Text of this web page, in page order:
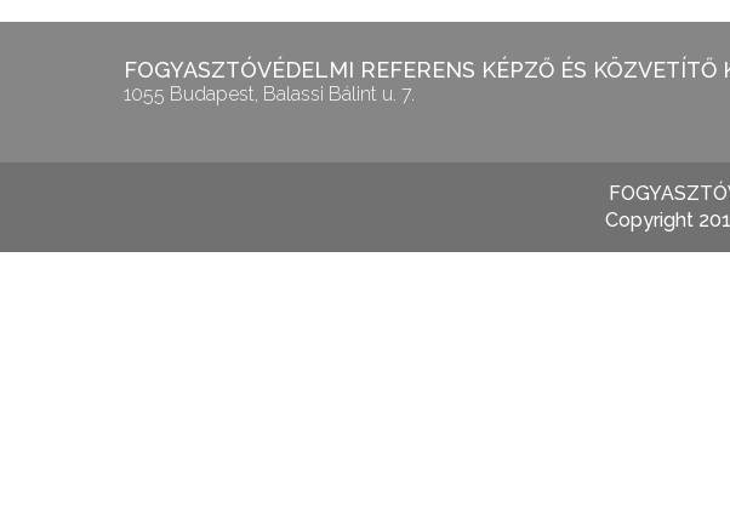
FOGYASZTÓVÉDELMI REFERENS KÉPZŐ ÉS KÖZVETÍTŐ
1055 Budapest, Balassi Bálint u. 7.
Copyright